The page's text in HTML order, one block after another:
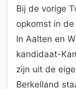
Bij de vorige
opkomst in
In Aalten en
kandidaat-
zijn uit de
Berkelland